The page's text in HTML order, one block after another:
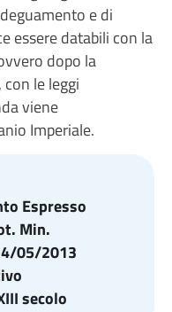
e di
essere databili con la
dopo la
le leggi
viene
Imperiale.
Espresso
Min.
05/2013
secolo